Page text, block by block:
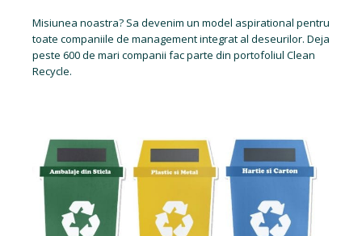
Misiunea noastra? Sa devenim un model aspirational pentru
toate companiile de management integrat al deseurilor. Deja
peste 600 de mari companii fac parte din portofoliul Clean
Recycle.